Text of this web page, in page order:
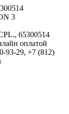
3
65300514
оплатой
93-29, +7 (812)